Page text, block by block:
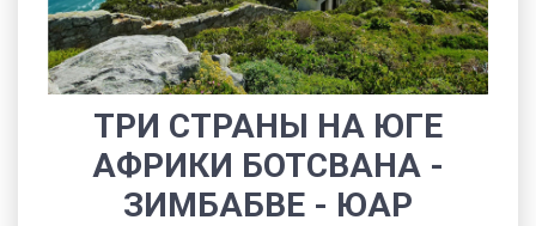
ТРИ СТРАНЫ НА ЮГЕ
АФРИКИ БОТСВАНА -
ЗИМБАБВЕ - ЮАР